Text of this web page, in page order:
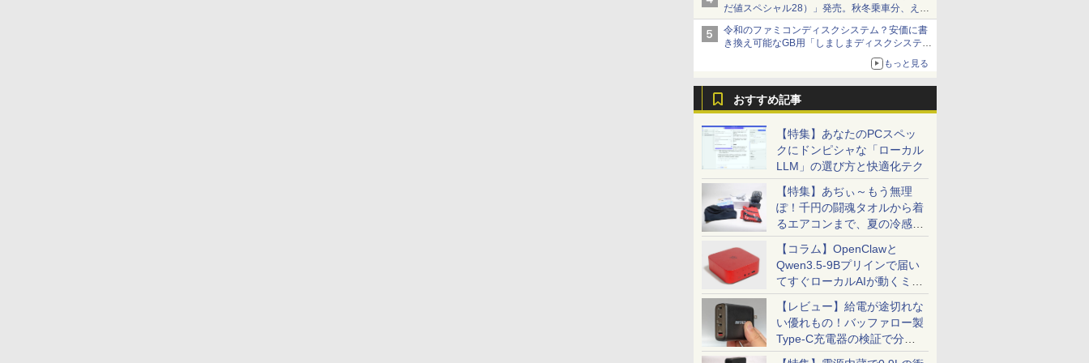
だ値スペシャル28）」発売。秋冬乗車分、えき
ねっと限定
令和のファミコンディスクシステム？安価に書
き換え可能なGB用「しましまディスクシステ
もっと見る
おすすめ記事
【特集】あなたのPCスペッ
クにドンピシャな「ローカル
LLM」の選び方と快適化テク
【特集】あぢぃ～もう無理
ぽ！千円の闘魂タオルから着
るエアコンまで、夏の冷感グ
ッズ一挙紹介
【コラム】OpenClawと
Qwen3.5-9Bプリインで届い
てすぐローカルAIが動くミニ
PC「SER9 Pro」
【レビュー】給電が途切れな
い優れもの！バッファロー製
Type-C充電器の検証で分か
ったこと